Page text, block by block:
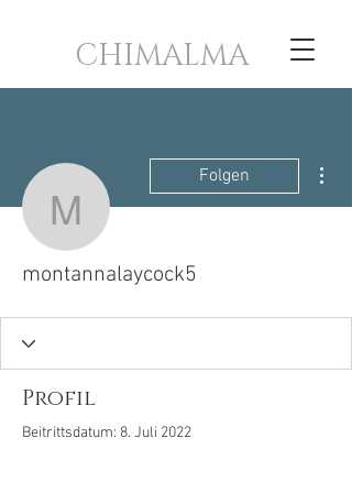
CHIMALMA
Folgen
montannalaycock5
Profil
Beitrittsdatum: 8. Juli 2022